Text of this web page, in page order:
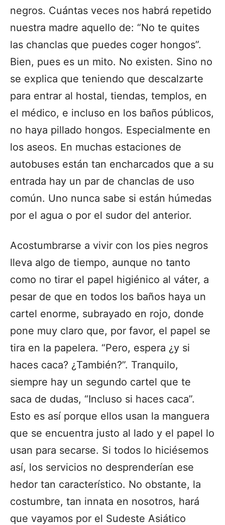
negros. Cuántas veces nos habrá repetido
nuestra madre aquello de: “No te quites
las chanclas que puedes coger hongos”.
Bien, pues es un mito. No existen. Sino no
se explica que teniendo que descalzarte
para entrar al hostal, tiendas, templos, en
el médico, e incluso en los baños públicos,
no haya pillado hongos. Especialmente en
los aseos. En muchas estaciones de
autobuses están tan encharcados que a su
entrada hay un par de chanclas de uso
común. Uno nunca sabe si están húmedas
por el agua o por el sudor del anterior.
Acostumbrarse a vivir con los pies negros
lleva algo de tiempo, aunque no tanto
como no tirar el papel higiénico al váter, a
pesar de que en todos los baños haya un
cartel enorme, subrayado en rojo, donde
pone muy claro que, por favor, el papel se
tira en la papelera. “Pero, espera ¿y si
haces caca? ¿También?”. Tranquilo,
siempre hay un segundo cartel que te
saca de dudas, “Incluso si haces caca”.
Esto es así porque ellos usan la manguera
que se encuentra justo al lado y el papel lo
usan para secarse. Si todos lo hiciésemos
así, los servicios no desprenderían ese
hedor tan característico. No obstante, la
costumbre, tan innata en nosotros, hará
que vayamos por el Sudeste Asiático